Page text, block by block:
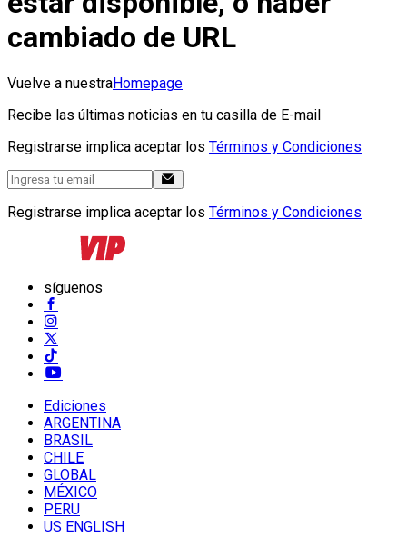
cambiado de URL
Vuelve a nuestraHomepage
Recibe las últimas noticias en tu casilla de E-mail
Registrarse implica aceptar los Términos y Condiciones
Registrarse implica aceptar los Términos y Condiciones
síguenos
Ediciones
ARGENTINA
BRASIL
CHILE
GLOBAL
MÉXICO
PERU
US ENGLISH